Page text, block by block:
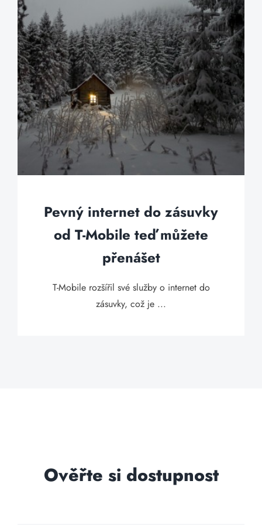
Pevný internet do zásuvky
od T-Mobile teď můžete
přenášet
T-Mobile rozšířil své služby o internet do
zásuvky, což je ...
Ověřte si dostupnost